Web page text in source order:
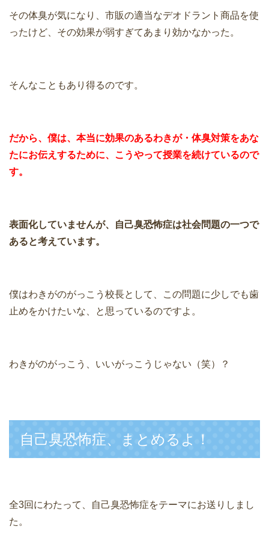
その体臭が気になり、市販の適当なデオドラント商品を使
ったけど、その効果が弱すぎてあまり効かなかった。
そんなこともあり得るのです。
だから、僕は、本当に効果のあるわきが・体臭対策をあな
たにお伝えするために、こうやって授業を続けているので
す。
表面化していませんが、自己臭恐怖症は社会問題の一つで
あると考えています。
僕はわきがのがっこう校長として、この問題に少しでも歯
止めをかけたいな、と思っているのですよ。
わきがのがっこう、いいがっこうじゃない（笑）？
自己臭恐怖症、まとめるよ！
全3回にわたって、自己臭恐怖症をテーマにお送りしまし
た。